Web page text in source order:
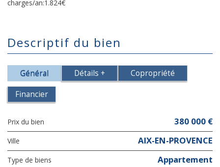
charges/an:1.824€
descriptif du bien
Général Détails + Copropriété
Financier
Prix du bien 380 000 €
Ville AIX-EN-PROVENCE
Type de biens Appartement